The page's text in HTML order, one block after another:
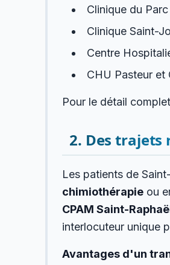
Clinique du
Clinique Saint-
Centre
CHU Pasteur et
Pour le détail
2. Des
Les patients de
chimiothérapie ou
CPAM Saint-
interlocuteur unique
Avantages d'un